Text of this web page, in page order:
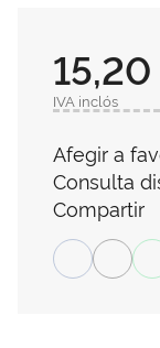
IVA inclós
Afegir a
Consulta
Compartir